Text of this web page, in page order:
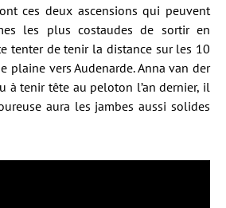
ces deux ascensions qui peuvent
les plus costaudes de sortir en
tenter de tenir la distance sur les 10
plaine vers Audenarde. Anna van der
à tenir tête au peloton l’an dernier, il
aura les jambes aussi solides